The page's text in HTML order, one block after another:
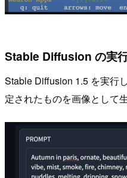
Stable Diffusion の実
Stable Diffusion 1.5 を実行
定されたものを画像として